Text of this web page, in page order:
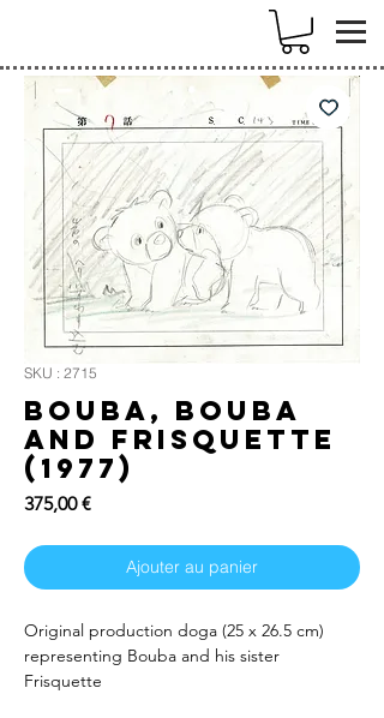
SKU : 2715
Bouba, Bouba
and Frisquette
(1977)
375,00 €Prix
Ajouter au panier
Original production doga (25 x 26.5 cm)
representing Bouba and his sister
Frisquette